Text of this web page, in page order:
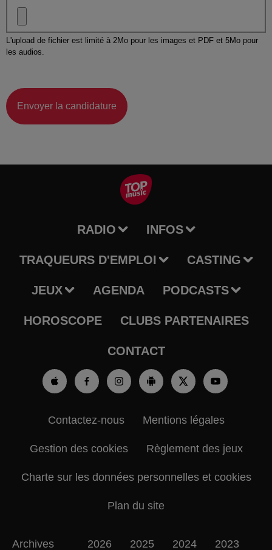
L'upload de fichier est limité à 2Mo pour les images et PDF et 5Mo pour
les audios.
Envoyer la candidature
RADIO INFOS
TRAQUEURS D'EMPLOI CASTING
JEUX AGENDA PODCASTS
HOROSCOPE CLUBS PARTENAIRES
CONTACT
Contactez-nous Mentions légales
Gestion des cookies Règlement des jeux
Charte sur les données personnelles et cookies
Plan du site
Archives 2026 2025 2024 2023